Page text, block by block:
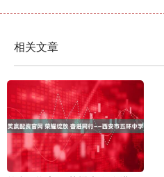
相关文章